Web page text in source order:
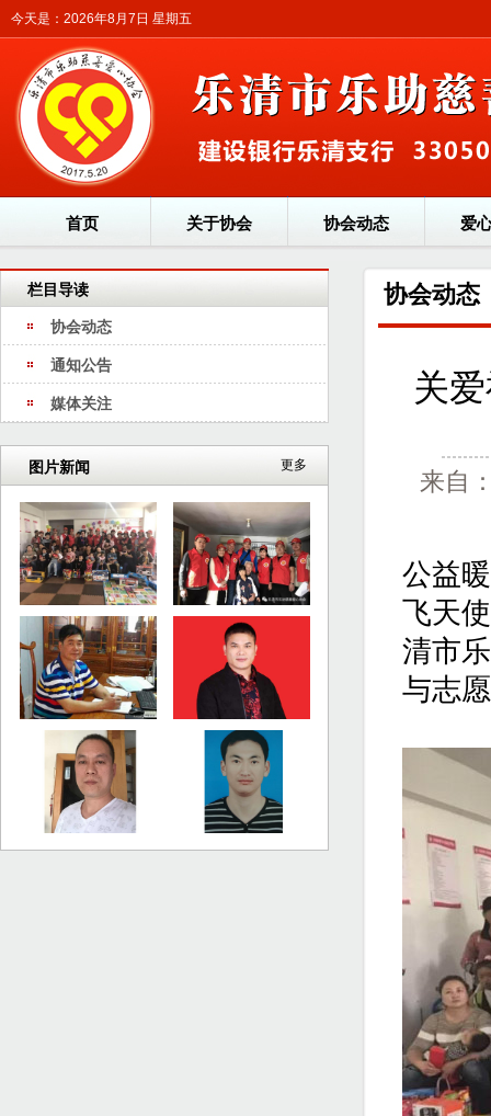
今天是：2026年8月7日 星期五
首页 关于协会 协会动态 爱
栏目导读
协会动态
通知公告
媒体关注
图片新闻 更多
协会动态
关
来自
公益
飞天
清市
与志